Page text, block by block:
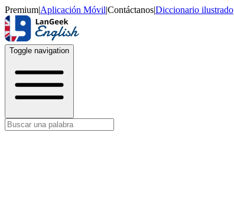
Premium|Aplicación Móvil|Contáctanos|Diccionario ilustrado
Toggle navigation